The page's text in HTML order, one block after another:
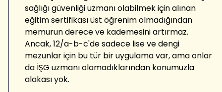
sağlığı güvenliği uzmanı olabilmek için alınan
eğitim sertifikası üst öğrenim olmadığından
memurun derece ve kademesini artırmaz.
Ancak, 12/a-b-c'de sadece lise ve dengi
mezunlar için bu tür bir uygulama var, ama onlar
da İŞG uzmanı olamadıklarından konumuzla
alakası yok.